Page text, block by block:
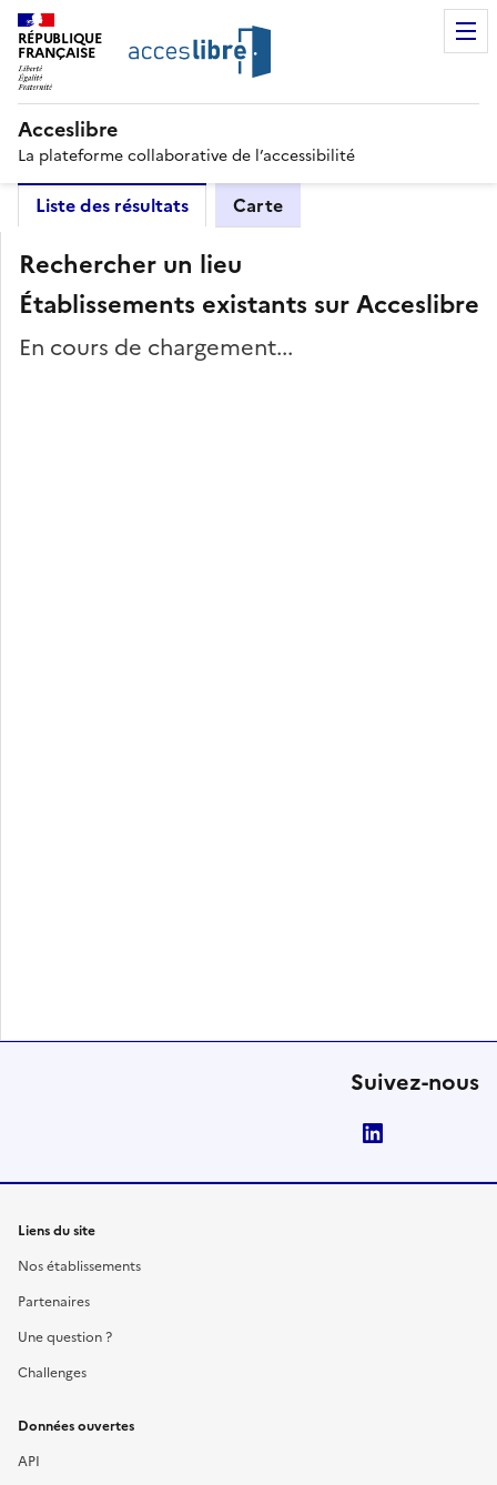
RÉPUBLIQUE
FRANÇAISE
Acceslibre
La plateforme collaborative de l’accessibilité
Liste des résultats Carte
Rechercher un lieu
Établissements existants sur Acceslibre
En cours de chargement...
Suivez-nous
Liens du site
Nos établissements
Partenaires
Une question ?
Challenges
Données ouvertes
API